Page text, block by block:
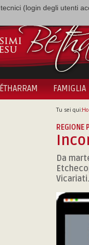
(login degli utenti
FAMIGLIA
Tu sei qui:
REGIONE
Da
Vicariati.